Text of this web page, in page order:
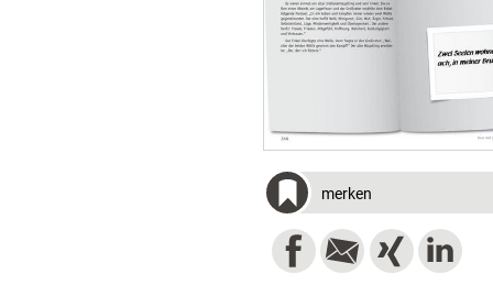
merken